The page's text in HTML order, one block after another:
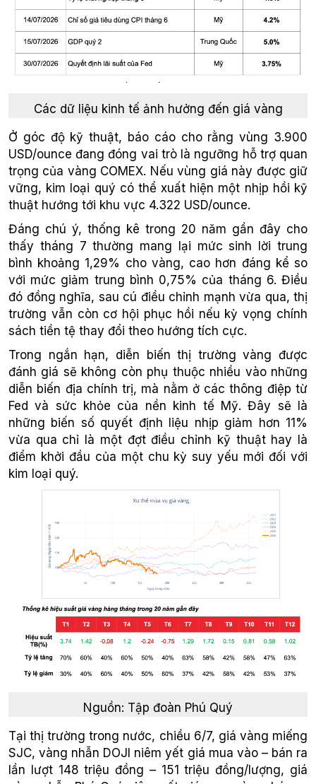
Các dữ liệu kinh tế ảnh hưởng đến giá vàng
Ở góc độ kỹ thuật, báo cáo cho rằng vùng 3.900
USD/ounce đang đóng vai trò là ngưỡng hỗ trợ quan
trọng của vàng COMEX. Nếu vùng giá này được giữ
vững, kim loại quý có thể xuất hiện một nhịp hồi kỹ
thuật hướng tới khu vực 4.322 USD/ounce.
Đáng chú ý, thống kê trong 20 năm gần đây cho
thấy tháng 7 thường mang lại mức sinh lời trung
bình khoảng 1,29% cho vàng, cao hơn đáng kể so
với mức giảm trung bình 0,75% của tháng 6. Điều
đó đồng nghĩa, sau cú điều chỉnh mạnh vừa qua, thị
trường vẫn còn cơ hội phục hồi nếu kỳ vọng chính
sách tiền tệ thay đổi theo hướng tích cực.
Trong ngắn hạn, diễn biến thị trường vàng được
đánh giá sẽ không còn phụ thuộc nhiều vào những
diễn biến địa chính trị, mà nằm ở các thông điệp từ
Fed và sức khỏe của nền kinh tế Mỹ. Đây sẽ là
những biến số quyết định liệu nhịp giảm hơn 11%
vừa qua chỉ là một đợt điều chỉnh kỹ thuật hay là
điểm khởi đầu của một chu kỳ suy yếu mới đối với
kim loại quý.
Nguồn: Tập đoàn Phú Quý
Tại thị trường trong nước, chiều 6/7, giá vàng miếng
SJC, vàng nhẫn DOJI niêm yết giá mua vào – bán ra
lần lượt 148 triệu đồng – 151 triệu đồng/lượng, giá